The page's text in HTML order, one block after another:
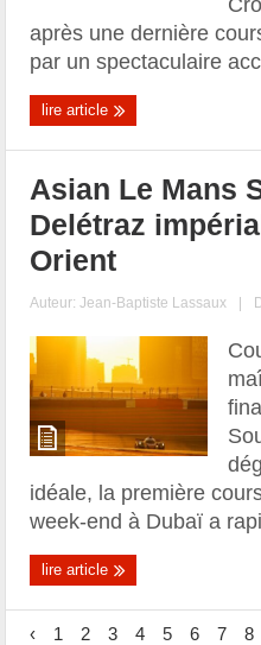
après une dernière
par un spectaculaire
lire article
Asian Le Mans
Delétraz
Orient
Auteur:Jean-Baptiste Lassaux |
idéale, la première
week-end à Dubaï a
lire article
‹ 1 2 3 4 5 6 7 8